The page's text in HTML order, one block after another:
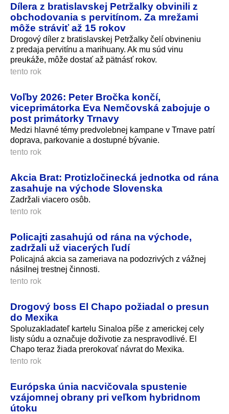
Dílera z bratislavskej Petržalky obvinili z
obchodovania s pervitínom. Za mrežami
môže stráviť až 15 rokov
Drogový díler z bratislavskej Petržalky čelí obvineniu
z predaja pervitínu a marihuany. Ak mu súd vinu
preukáže, môže dostať až pätnásť rokov.
tento rok
Voľby 2026: Peter Bročka končí,
viceprimátorka Eva Nemčovská zabojuje o
post primátorky Trnavy
Medzi hlavné témy predvolebnej kampane v Trnave patrí
doprava, parkovanie a dostupné bývanie.
tento rok
Akcia Brat: Protizločinecká jednotka od rána
zasahuje na východe Slovenska
Zadržali viacero osôb.
tento rok
Policajti zasahujú od rána na východe,
zadržali už viacerých ľudí
Policajná akcia sa zameriava na podozrivých z vážnej
násilnej trestnej činnosti.
tento rok
Drogový boss El Chapo požiadal o presun
do Mexika
Spoluzakladateľ kartelu Sinaloa píše z americkej cely
listy súdu a označuje doživotie za nespravodlivé. El
Chapo teraz žiada prerokovať návrat do Mexika.
tento rok
Európska únia nacvičovala spustenie
vzájomnej obrany pri veľkom hybridnom
útoku